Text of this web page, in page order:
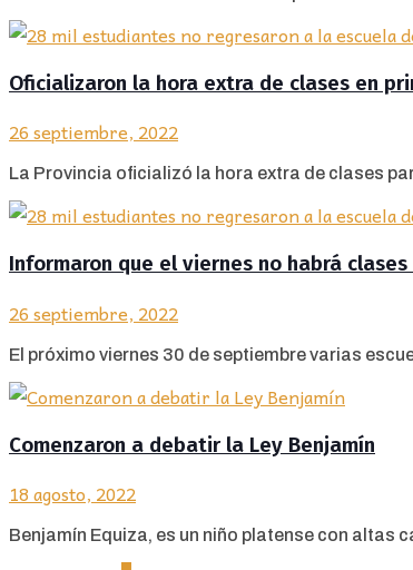
Oficializaron la hora extra de clases en
26 septiembre, 2022
La Provincia oficializó la hora extra de clases
Informaron que el viernes no habrá
26 septiembre, 2022
El próximo viernes 30 de septiembre varias
Comenzaron a debatir la Ley Benjamín
18 agosto, 2022
Benjamín Equiza, es un niño platense con